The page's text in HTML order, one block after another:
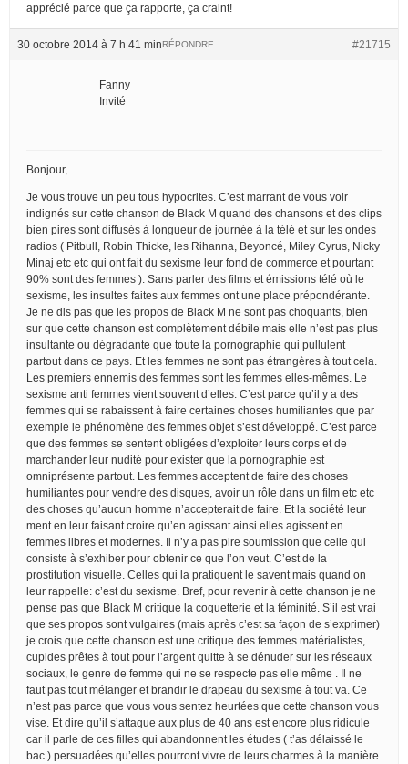
apprécié parce que ça rapporte, ça craint!
30 octobre 2014 à 7 h 41 min #21715
RÉPONDRE
Fanny
Invité
Bonjour,
Je vous trouve un peu tous hypocrites. C’est marrant de vous voir
indignés sur cette chanson de Black M quand des chansons et des clips
bien pires sont diffusés à longueur de journée à la télé et sur les ondes
radios ( Pitbull, Robin Thicke, les Rihanna, Beyoncé, Miley Cyrus, Nicky
Minaj etc etc qui ont fait du sexisme leur fond de commerce et pourtant
90% sont des femmes ). Sans parler des films et émissions télé où le
sexisme, les insultes faites aux femmes ont une place prépondérante.
Je ne dis pas que les propos de Black M ne sont pas choquants, bien
sur que cette chanson est complètement débile mais elle n’est pas plus
insultante ou dégradante que toute la pornographie qui pullulent
partout dans ce pays. Et les femmes ne sont pas étrangères à tout cela.
Les premiers ennemis des femmes sont les femmes elles-mêmes. Le
sexisme anti femmes vient souvent d’elles. C’est parce qu’il y a des
femmes qui se rabaissent à faire certaines choses humiliantes que par
exemple le phénomène des femmes objet s’est développé. C’est parce
que des femmes se sentent obligées d’exploiter leurs corps et de
marchander leur nudité pour exister que la pornographie est
omniprésente partout. Les femmes acceptent de faire des choses
humiliantes pour vendre des disques, avoir un rôle dans un film etc etc
des choses qu’aucun homme n’accepterait de faire. Et la société leur
ment en leur faisant croire qu’en agissant ainsi elles agissent en
femmes libres et modernes. Il n’y a pas pire soumission que celle qui
consiste à s’exhiber pour obtenir ce que l’on veut. C’est de la
prostitution visuelle. Celles qui la pratiquent le savent mais quand on
leur rappelle: c’est du sexisme. Bref, pour revenir à cette chanson je ne
pense pas que Black M critique la coquetterie et la féminité. S’il est vrai
que ses propos sont vulgaires (mais après c’est sa façon de s’exprimer)
je crois que cette chanson est une critique des femmes matérialistes,
cupides prêtes à tout pour l’argent quitte à se dénuder sur les réseaux
sociaux, le genre de femme qui ne se respecte pas elle même . Il ne
faut pas tout mélanger et brandir le drapeau du sexisme à tout va. Ce
n’est pas parce que vous vous sentez heurtées que cette chanson vous
vise. Et dire qu’il s’attaque aux plus de 40 ans est encore plus ridicule
car il parle de ces filles qui abandonnent les études ( t’as délaissé le
bac ) persuadées qu’elles pourront vivre de leurs charmes à la manière